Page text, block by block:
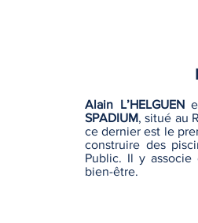
Alain L’HELGUEN
SPADIUM, situé au
ce dernier est le
construire des
Public. Il y associe
bien-être.